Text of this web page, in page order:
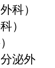
科）
）
泌外